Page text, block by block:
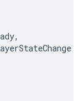
,